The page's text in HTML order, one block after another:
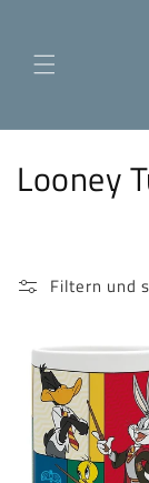
K
e
g
o
Looney
Filtern und